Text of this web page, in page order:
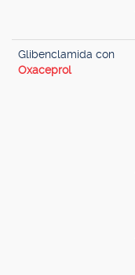
Glibenclamida con
Oxaceprol